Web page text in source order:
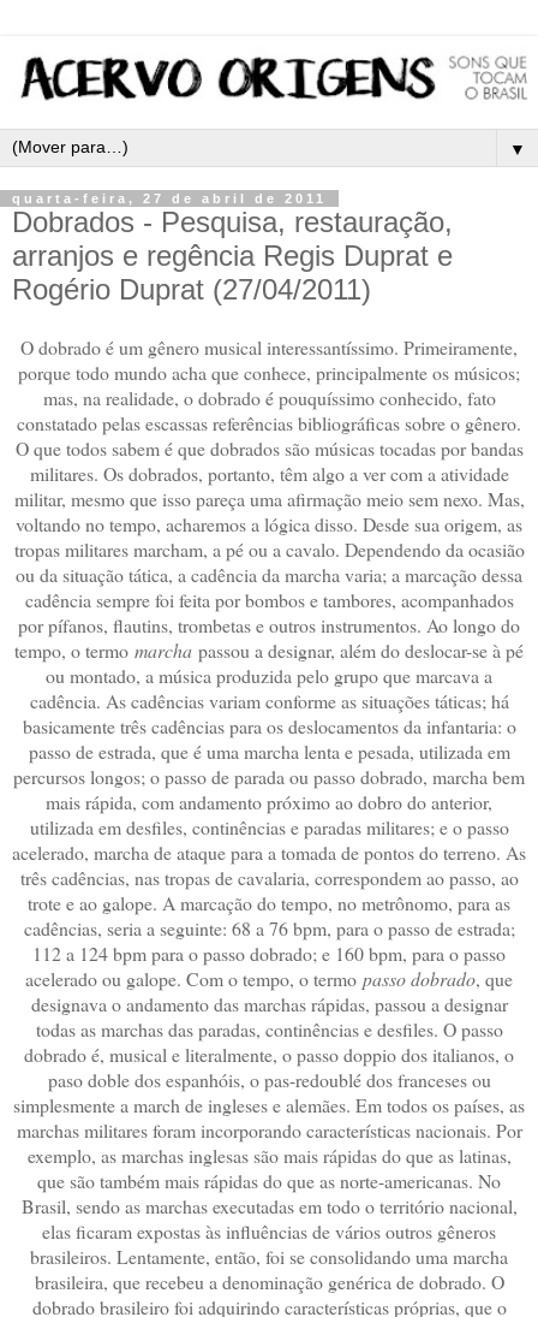
▼
quarta-feira, 27 de abril de 2011
Dobrados - Pesquisa, restauração,
arranjos e regência Regis Duprat e
Rogério Duprat (27/04/2011)
O dobrado é um gênero musical interessantíssimo. Primeiramente,
porque todo mundo acha que conhece, principalmente os músicos;
mas, na realidade, o dobrado é pouquíssimo conhecido, fato
constatado pelas escassas referências bibliográficas sobre o gênero.
O que todos sabem é que dobrados são músicas tocadas por bandas
militares. Os dobrados, portanto, têm algo a ver com a atividade
militar, mesmo que isso pareça uma afirmação meio sem nexo. Mas,
voltando no tempo, acharemos a lógica disso. Desde sua origem, as
tropas militares marcham, a pé ou a cavalo. Dependendo da ocasião
ou da situação tática, a cadência da marcha varia; a marcação dessa
cadência sempre foi feita por bombos e tambores, acompanhados
por pífanos, flautins, trombetas e outros instrumentos. Ao longo do
tempo, o termo marcha passou a designar, além do deslocar-se à pé
ou montado, a música produzida pelo grupo que marcava a
cadência. As cadências variam conforme as situações táticas; há
basicamente três cadências para os deslocamentos da infantaria: o
passo de estrada, que é uma marcha lenta e pesada, utilizada em
percursos longos; o passo de parada ou passo dobrado, marcha bem
mais rápida, com andamento próximo ao dobro do anterior,
utilizada em desfiles, continências e paradas militares; e o passo
acelerado, marcha de ataque para a tomada de pontos do terreno. As
três cadências, nas tropas de cavalaria, correspondem ao passo, ao
trote e ao galope. A marcação do tempo, no metrônomo, para as
cadências, seria a seguinte: 68 a 76 bpm, para o passo de estrada;
112 a 124 bpm para o passo dobrado; e 160 bpm, para o passo
acelerado ou galope. Com o tempo, o termo passo dobrado, que
designava o andamento das marchas rápidas, passou a designar
todas as marchas das paradas, continências e desfiles. O passo
dobrado é, musical e literalmente, o passo doppio dos italianos, o
paso doble dos espanhóis, o pas-redoublé dos franceses ou
simplesmente a march de ingleses e alemães. Em todos os países, as
marchas militares foram incorporando características nacionais. Por
exemplo, as marchas inglesas são mais rápidas do que as latinas,
que são também mais rápidas do que as norte-americanas. No
Brasil, sendo as marchas executadas em todo o território nacional,
elas ficaram expostas às influências de vários outros gêneros
brasileiros. Lentamente, então, foi se consolidando uma marcha
brasileira, que recebeu a denominação genérica de dobrado. O
dobrado brasileiro foi adquirindo características próprias, que o